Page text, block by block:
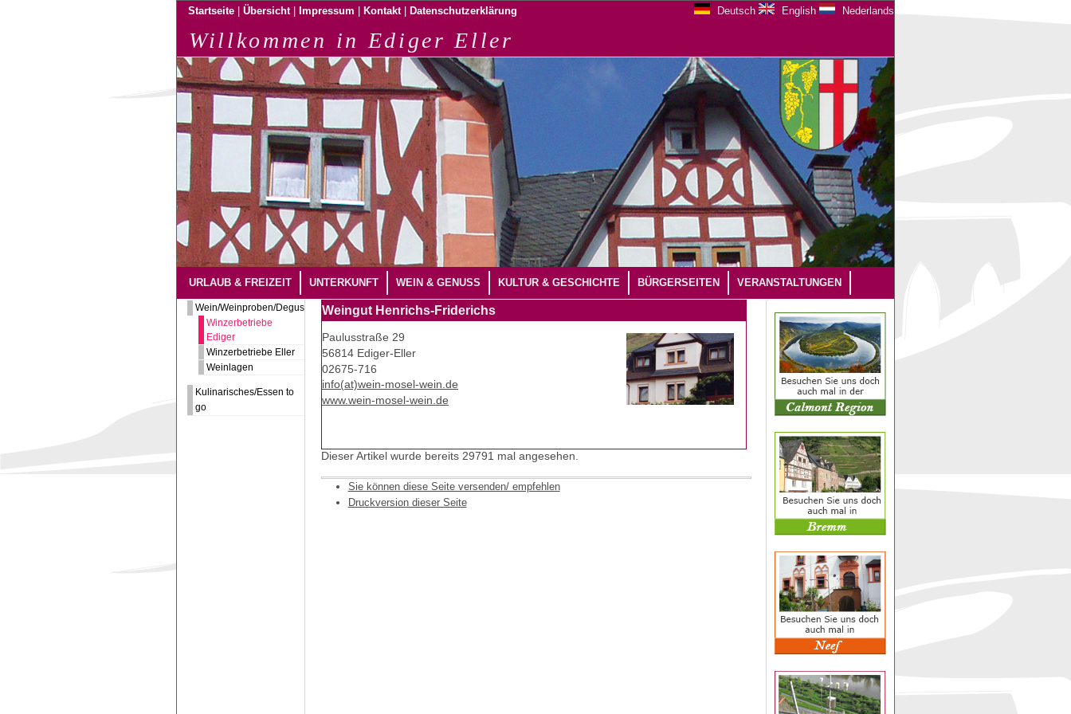
Deutsch English Nederlands
Startseite Übersicht Impressum Kontakt Datenschutzerklärung
Willkommen in Ediger Eller
URLAUB & FREIZEIT UNTERKUNFT WEIN & GENUSS KULTUR & GESCHICHTE BÜRGERSEITEN VERANSTALTUNGEN
Wein/Weinproben/Degustation
Winzerbetriebe
Ediger
Winzerbetriebe Eller
Weinlagen
Kulinarisches/Essen to
go
Weingut Henrichs-Friderichs
Paulusstraße 29
56814 Ediger-Eller
02675-716
info(at)wein-mosel-wein.de
www.wein-mosel-wein.de
Dieser Artikel wurde bereits 29791 mal angesehen.
Sie können diese Seite versenden/ empfehlen
Druckversion dieser Seite